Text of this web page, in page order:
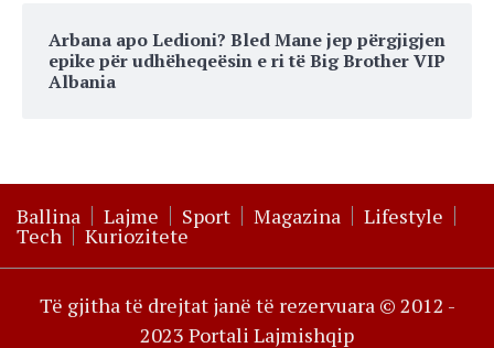
Arbana apo Ledioni? Bled Mane jep përgjigjen
epike për udhëheqeësin e ri të Big Brother VIP
Albania
Ballina Lajme Sport Magazina Lifestyle
Tech Kuriozitete
Të gjitha të drejtat janë të rezervuara © 2012 -
2023 Portali Lajmishqip